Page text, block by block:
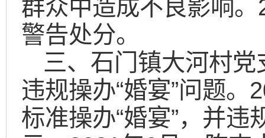
群众中造成不良影响
警告处分。
三、石门镇大河村
违规操办“婚宴”问题
标准操办“婚宴”，并